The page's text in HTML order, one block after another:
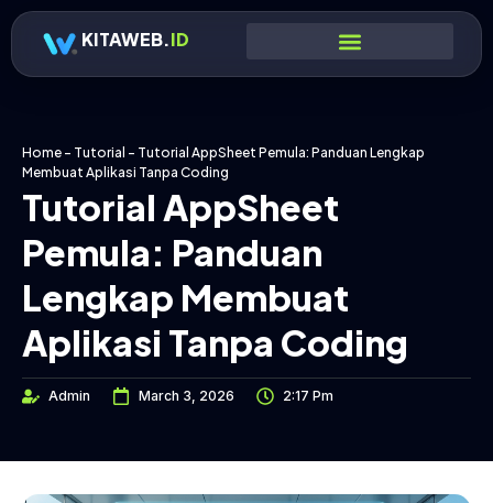
KITAWEB.ID
Home - Tutorial - Tutorial AppSheet Pemula: Panduan Lengkap
Membuat Aplikasi Tanpa Coding
Tutorial AppSheet
Pemula: Panduan
Lengkap Membuat
Aplikasi Tanpa Coding
Admin March 3, 2026 2:17 Pm